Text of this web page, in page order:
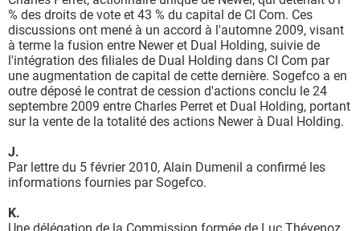
% des droits de vote et 43 % du capital de CI Com. Ces
discussions ont mené à un accord à l'automne 2009, visant
à terme la fusion entre Newer et Dual Holding, suivie de
l'intégration des filiales de Dual Holding dans CI Com par
une augmentation de capital de cette dernière. Sogefco a en
outre déposé le contrat de cession d'actions conclu le 24
septembre 2009 entre Charles Perret et Dual Holding, portant
sur la vente de la totalité des actions Newer à Dual Holding.
J.
Par lettre du 5 février 2010, Alain Dumenil a confirmé les
informations fournies par Sogefco.
K.